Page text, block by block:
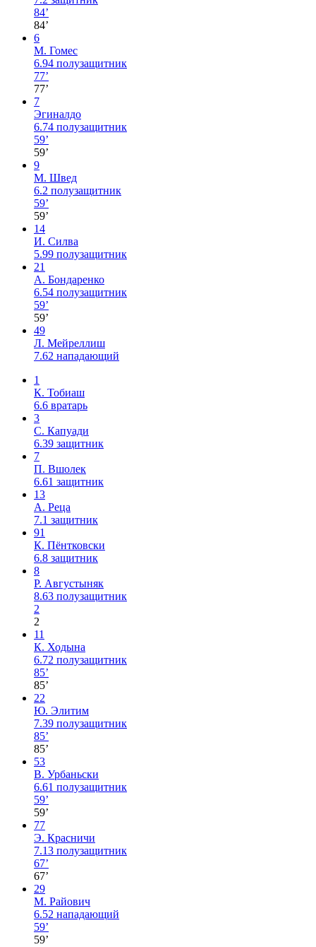
84’
84’
6
М. Гомес
6.94 полузащитник
77’
77’
7
Эгиналдо
6.74 полузащитник
59’
59’
9
М. Швед
6.2 полузащитник
59’
59’
14
И. Силва
5.99 полузащитник
21
А. Бондаренко
6.54 полузащитник
59’
59’
49
Л. Мейреллиш
7.62 нападающий
1
К. Тобиаш
6.6 вратарь
3
С. Капуади
6.39 защитник
7
П. Вшолек
6.61 защитник
13
А. Реца
7.1 защитник
91
К. Пёнтковски
6.8 защитник
8
Р. Августыняк
8.63 полузащитник
2
2
11
К. Ходына
6.72 полузащитник
85’
85’
22
Ю. Элитим
7.39 полузащитник
85’
85’
53
В. Урбаньски
6.61 полузащитник
59’
59’
77
Э. Красничи
7.13 полузащитник
67’
67’
29
М. Райович
6.52 нападающий
59’
59’